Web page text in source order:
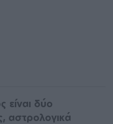
είναι δύο
αστρολογικά